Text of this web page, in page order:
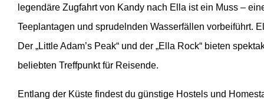
legendäre Zugfahrt von Kandy nach Ella ist ein Muss –
Teeplantagen und sprudelnden Wasserfällen vorbeiführt.
Der „Little Adam’s Peak“ und der „Ella Rock“ bieten
beliebten Treffpunkt für Reisende.
Entlang der Küste findest du günstige Hostels und